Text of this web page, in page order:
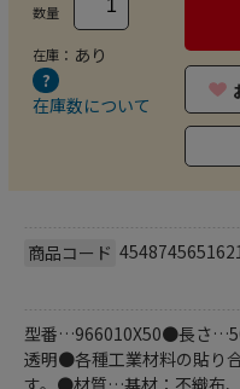
数量
在庫： あり
在庫数について
商品コード
型番…966010X50●長さ
透明●各種工業材料の貼り